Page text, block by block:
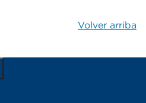
Volver arriba